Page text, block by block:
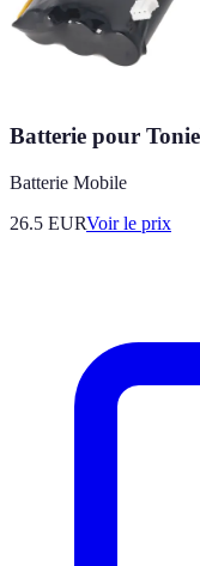
Batterie pour
Batterie Mobile
26.5 EURVoir le prix